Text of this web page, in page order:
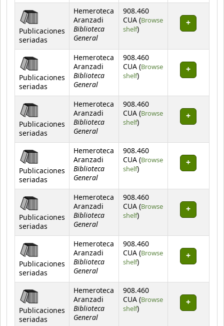
Publicaciones
seriadas
Hemeroteca
Aranzadi
Biblioteca
General
908.460
CUA (Browse
shelf(Opens below)
)
Publicaciones
seriadas
Hemeroteca
Aranzadi
Biblioteca
General
908.460
CUA (Browse
shelf(Opens below)
)
Publicaciones
seriadas
Hemeroteca
Aranzadi
Biblioteca
General
908.460
CUA (Browse
shelf(Opens below)
)
Publicaciones
seriadas
Hemeroteca
Aranzadi
Biblioteca
General
908.460
CUA (Browse
shelf(Opens below)
)
Publicaciones
seriadas
Hemeroteca
Aranzadi
Biblioteca
General
908.460
CUA (Browse
shelf(Opens below)
)
Publicaciones
seriadas
Hemeroteca
Aranzadi
Biblioteca
General
908.460
CUA (Browse
shelf(Opens below)
)
Publicaciones
seriadas
Hemeroteca
Aranzadi
Biblioteca
General
908.460
CUA (Browse
shelf(Opens below)
)